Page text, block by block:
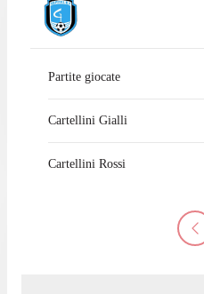
Partite giocate
Cartellini Gialli
Cartellini Rossi